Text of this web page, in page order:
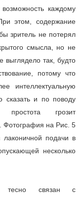
каждому
этом, содержание
зритель не потерял
смысла, но не
выглядело так, будто
потому что
интеллектуальную
и по поводу
простота грозит
Фотография на Рис. 5
подачи в
несколько
тесно связан с